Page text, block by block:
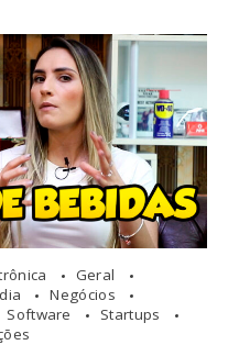
Geral
Negócios
Software
Startups